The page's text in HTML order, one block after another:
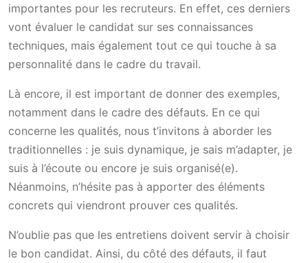
importantes pour les recruteurs. En effet, ces derniers
vont évaluer le candidat sur ses connaissances
techniques, mais également tout ce qui touche à sa
personnalité dans le cadre du travail.
Là encore, il est important de donner des exemples,
notamment dans le cadre des défauts. En ce qui
concerne les qualités, nous t’invitons à aborder les
traditionnelles : je suis dynamique, je sais m’adapter, je
suis à l’écoute ou encore je suis organisé(e).
Néanmoins, n’hésite pas à apporter des éléments
concrets qui viendront prouver ces qualités.
N’oublie pas que les entretiens doivent servir à choisir
le bon candidat. Ainsi, du côté des défauts, il faut